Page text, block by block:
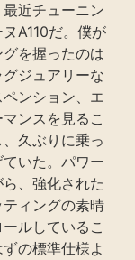
近チューニン
A110だ。僕が
を握ったのは
ジュアリーな
ンション、エ
ンスを見るこ
久ぶりに乗っ
いた。パワー
、強化された
ィングの素晴
ルしているこ
の標準仕様よ